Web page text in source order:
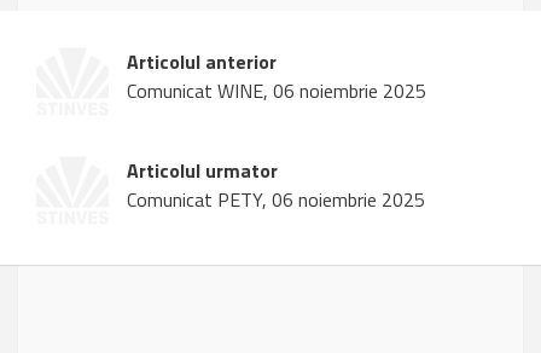
Articolul anterior
Comunicat WINE, 06 noiembrie 2025
Articolul urmator
Comunicat PETY, 06 noiembrie 2025